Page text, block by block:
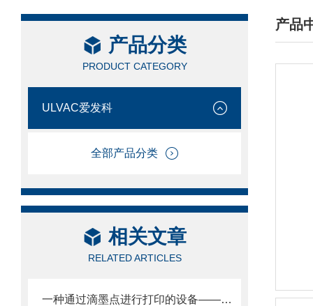
产品分类
PRODUCT CATEGORY
ULVAC爱发科
全部产品分类
相关文章
RELATED ARTICLES
一种通过滴墨点进行打印的设备——工业喷墨打印机
产品
/